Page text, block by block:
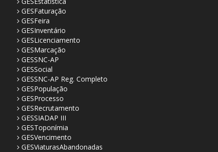
GESFaturação
GESFeira
GESInventário
GESLicenciamento
GESMarcação
GESSNC-AP
GESSocial
GESSNC-AP Reg. Completo
GESPopulação
GESProcesso
GESRecrutamento
GESSIADAP III
GESToponímia
GESVencimento
GESViaturasAbandonadas